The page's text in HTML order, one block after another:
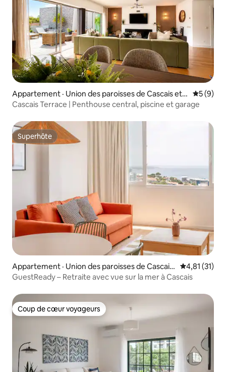
Appartement · Union des paroisses de Cascais et E
storil
Note
5 (9)
Cascais Terrace | Penthouse central, piscine et garage
Superhôte
Superhôte
Appartement · Union des paroisses de Cascais
et Estoril
Note
4,81 (31)
GuestReady – Retraite avec vue sur la mer à Cascais
Coup de cœur voyageurs
Coup de cœur voyageurs